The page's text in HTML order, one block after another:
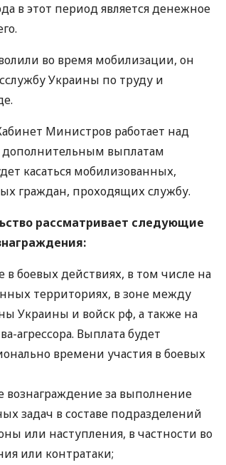
в этот период является денежное
во время мобилизации, он
Украины по труду и
Министров работает над
дополнительным выплатам
касаться мобилизованных,
граждан, проходящих службу.
рассматривает следующие
в боевых действиях, в том числе на
территориях, в зоне между
Украины и войск рф, а также на
агрессора. Выплата будет
времени участия в боевых
вознаграждение за выполнение
задач в составе подразделений
или наступления, в частности во
или контратаки;